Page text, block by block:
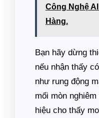
Công Nghệ
Hàng.
Bạn hãy dừng
nếu nhận thấy
như rung động
mối mòn
hiệu cho thấy